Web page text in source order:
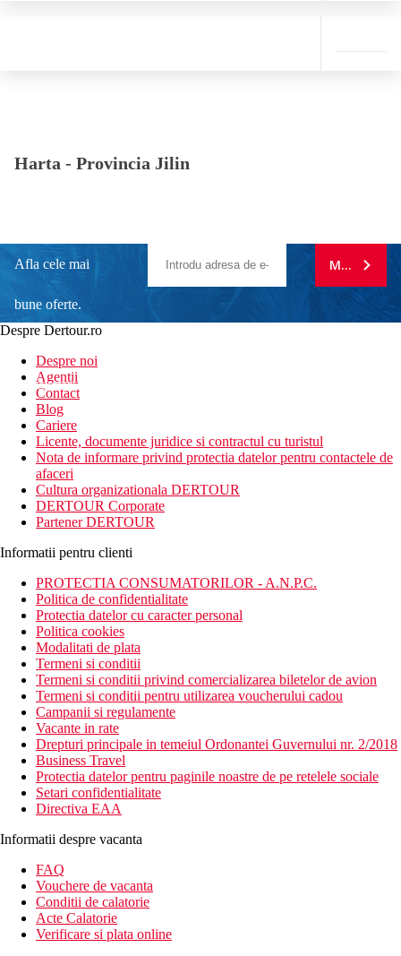
Harta - Provincia Jilin
Afla cele mai
bune oferte.
newsletter!
MA
Despre Dertour.ro
Despre noi
Agentii
Contact
Blog
Cariere
Licente, documente juridice si contractul cu turistul
Nota de informare privind protectia datelor pentru contactele de
afaceri
Cultura organizationala DERTOUR
DERTOUR Corporate
Partener DERTOUR
Informatii pentru clienti
PROTECTIA CONSUMATORILOR - A.N.P.C.
Politica de confidentialitate
Protectia datelor cu caracter personal
Politica cookies
Modalitati de plata
Termeni si conditii
Termeni si conditii privind comercializarea biletelor de avion
Termeni si conditii pentru utilizarea voucherului cadou
Campanii si regulamente
Vacante in rate
Drepturi principale in temeiul Ordonantei Guvernului nr. 2/2018
Business Travel
Protectia datelor pentru paginile noastre de pe retelele sociale
Setari confidentialitate
Directiva EAA
Informatii despre vacanta
FAQ
Vouchere de vacanta
Conditii de calatorie
Acte Calatorie
Verificare si plata online